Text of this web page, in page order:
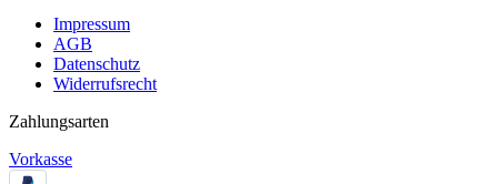
Impressum
AGB
Datenschutz
Widerrufsrecht
Zahlungsarten
Vorkasse